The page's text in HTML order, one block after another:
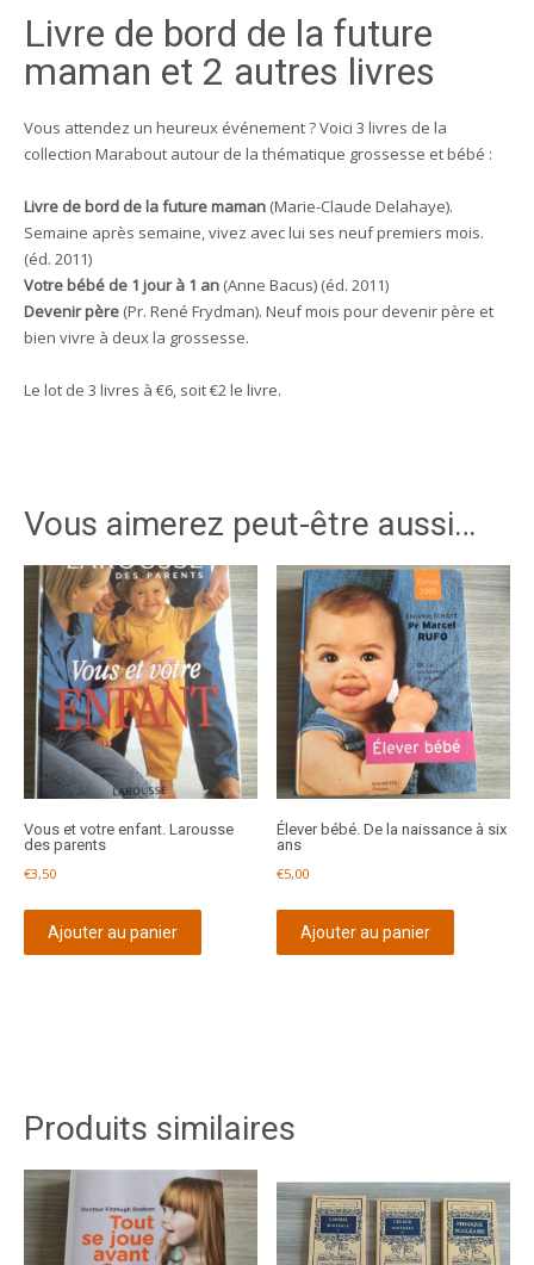
2
autres
livres
Livre de bord de la future
maman et 2 autres livres
Vous attendez un heureux événement ? Voici 3 livres de la
collection Marabout autour de la thématique grossesse et bébé :
Livre de bord de la future maman (Marie-Claude Delahaye).
Semaine après semaine, vivez avec lui ses neuf premiers mois.
(éd. 2011)
Votre bébé de 1 jour à 1 an (Anne Bacus) (éd. 2011)
Devenir père (Pr. René Frydman). Neuf mois pour devenir père et
bien vivre à deux la grossesse.
Le lot de 3 livres à €6, soit €2 le livre.
Vous aimerez peut-être aussi…
Vous et votre enfant. Larousse
des parents
€3,50
Ajouter au panier
Élever bébé. De la naissance à six
ans
€5,00
Ajouter au panier
Produits similaires